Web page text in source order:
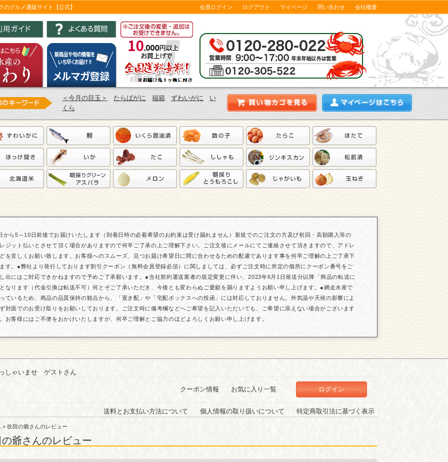
グルメ通販サイト【公式】 会社概要
問い合わせ
マイページ
ログアウト
会員ログイン
＜今月の目玉＞ たらばがに 福箱 ずわいがに
い
くら
ら5～10日前後でお届けいたします（到着日時の必着希望のお約束は受け賜れません）新規でのご注文の方及び初回・高額購入等の
ジット払いとさせて頂く場合がありますので何卒ご了承の上ご理解下さい。ご注文後にメールにてご連絡させて頂きますので、アドレ
を宜しくお願い致します。お客様へのスムーズ、且つお届け希望日に間に合わせるための配慮であります事を何卒ご理解の上ご了承下
す。●弊社より発行しております割引クーポン（無料会員登録必須）に関しましては、必ずご注文時に所定の個所にクーポン番号をご
出にはご対応できかねますので予めご了承願います。●当社契約運送業者の規定変更に伴い、2023年6月1日発送分以降「商品の転送に
なります（代金引換は転送不可）何とぞご了承いただき、今後とも変わらぬご愛顧を賜りますようお願い申し上げます。●網走水産で
ているため、商品の品質保持の観点から、「置き配」や「宅配ボックスへの投函」には対応しておりません。外気温や天候の影響によ
対面でのお受け取りをお願いしております。ご注文時に備考欄などへご希望を記入いただいても、ご希望に添えない場合がございます
お客様にはご不便をおかけいたしますが、何卒ご理解とご協力のほどよろしくお願い申し上げます。
しゃいませ ゲストさん
クーポン情報 お気に入り一覧 ログイン
送料とお支払い方法について 個人情報の取り扱いについて 特定商取引法に基づく表示
> 吹田の爺さんのレビュー
爺さんのレビュー